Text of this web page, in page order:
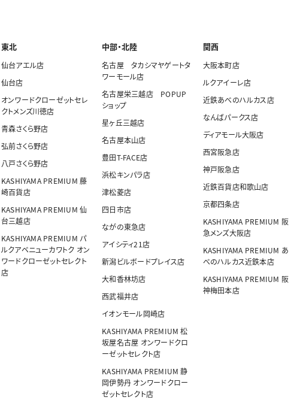
東北
仙台アエル店
仙台店
オンワードクローゼットセレ
クトメンズ川徳店
青森さくら野店
弘前さくら野店
八戸さくら野店
KASHIYAMA PREMIUM 藤
崎百貨店
KASHIYAMA PREMIUM 仙
台三越店
KASHIYAMA PREMIUM パ
ルクアベニューカワトク オン
ワードクローゼットセレクト
店
中部・北陸
名古屋 タカシマヤゲートタ
ワーモール店
名古屋栄三越店 POPUP
ショップ
星ヶ丘三越店
名古屋本山店
豊田T-FACE店
浜松キンパラ店
津松菱店
四日市店
ながの東急店
アイシティ21店
新潟ビルボードプレイス店
大和香林坊店
西武福井店
イオンモール岡崎店
KASHIYAMA PREMIUM 松
坂屋名古屋 オンワードクロ
ーゼットセレクト店
KASHIYAMA PREMIUM 静
岡伊勢丹 オンワードクロー
ゼットセレクト店
関西
大阪本町店
ルクアイーレ店
近鉄あべのハルカス店
なんばパークス店
ディアモール大阪店
西宮阪急店
神戸阪急店
近鉄百貨店和歌山店
京都四条店
KASHIYAMA PREMIUM 阪
急メンズ大阪店
KASHIYAMA PREMIUM あ
べのハルカス近鉄本店
KASHIYAMA PREMIUM 阪
神梅田本店